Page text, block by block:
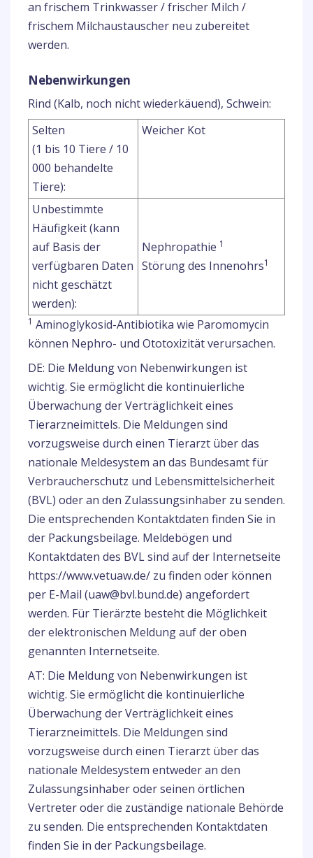
an frischem Trinkwasser / frischer Milch /
frischem Milchaustauscher neu zubereitet
werden.
Nebenwirkungen
Rind (Kalb, noch nicht wiederkäuend), Schwein:
Selten
(1 bis 10 Tiere / 10
000 behandelte
Tiere):
Weicher Kot
Unbestimmte
Häufigkeit (kann
auf Basis der
verfügbaren Daten
nicht geschätzt
werden):
Nephropathie 1
Störung des Innenohrs1
1 Aminoglykosid-Antibiotika wie Paromomycin
können Nephro- und Ototoxizität verursachen.
DE: Die Meldung von Nebenwirkungen ist
wichtig. Sie ermöglicht die kontinuierliche
Überwachung der Verträglichkeit eines
Tierarzneimittels. Die Meldungen sind
vorzugsweise durch einen Tierarzt über das
nationale Meldesystem an das Bundesamt für
Verbraucherschutz und Lebensmittelsicherheit
(BVL) oder an den Zulassungsinhaber zu senden.
Die entsprechenden Kontaktdaten finden Sie in
der Packungsbeilage. Meldebögen und
Kontaktdaten des BVL sind auf der Internetseite
https://www.vetuaw.de/ zu finden oder können
per E-Mail (uaw@bvl.bund.de) angefordert
werden. Für Tierärzte besteht die Möglichkeit
der elektronischen Meldung auf der oben
genannten Internetseite.
AT: Die Meldung von Nebenwirkungen ist
wichtig. Sie ermöglicht die kontinuierliche
Überwachung der Verträglichkeit eines
Tierarzneimittels. Die Meldungen sind
vorzugsweise durch einen Tierarzt über das
nationale Meldesystem entweder an den
Zulassungsinhaber oder seinen örtlichen
Vertreter oder die zuständige nationale Behörde
zu senden. Die entsprechenden Kontaktdaten
finden Sie in der Packungsbeilage.